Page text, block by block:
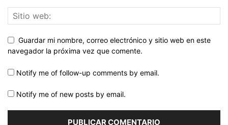
Guardar mi nombre, correo electrónico y sitio web en este
navegador la próxima vez que comente.
Notify me of follow-up comments by email.
Notify me of new posts by email.